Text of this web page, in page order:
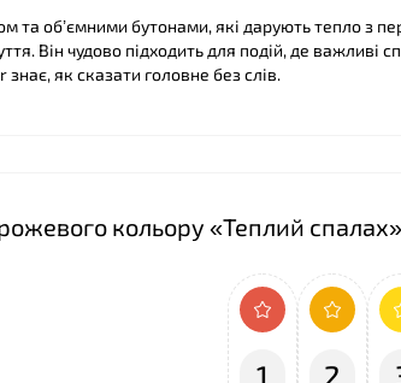
об’ємними бутонами, які дарують тепло з
Він чудово підходить для подій, де важливі
як сказати головне без слів.
кольору «Теплий спалах»
1 2